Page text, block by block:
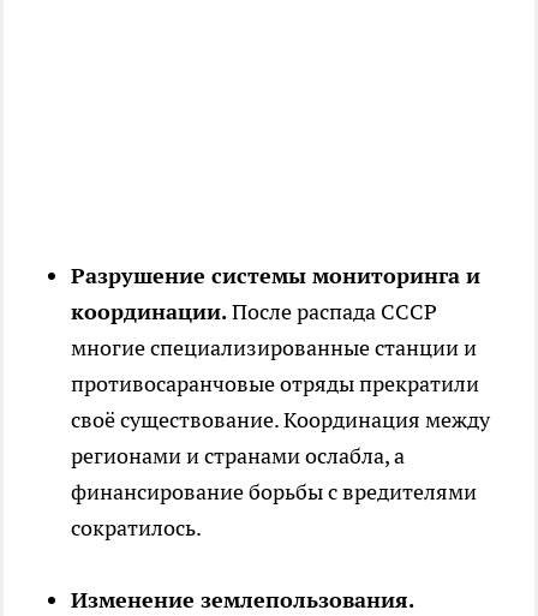
Разрушение системы мониторинга и
координации.После распада СССР
многие специализированные станции и
противосаранчовые отряды прекратили
своё существование. Координация между
регионами и странами ослабла, а
финансирование борьбы с вредителями
сократилось.
Изменение землепользования.